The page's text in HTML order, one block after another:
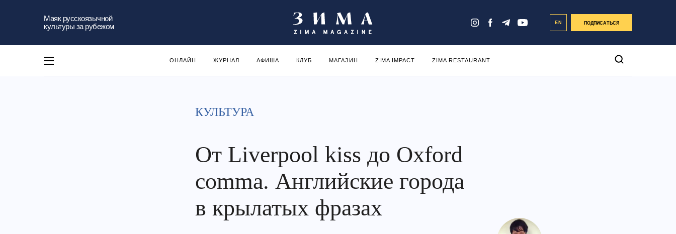
Маяк русскоязычной
культуры за рубежом
EN ПОДПИСАТЬСЯ
ОНЛАЙН ЖУРНАЛ АФИША КЛУБ МАГАЗИН ZIMA IMPACT ZIMA RESTAURANT
КУЛЬТУРА
От Liverpool kiss до Oxford
comma. Английские города
в крылатых фразах